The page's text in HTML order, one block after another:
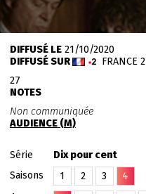
DIFFUSÉ LE21/10/2020
DIFFUSÉ SUR
FRANCE 2
27
NOTES
Non communiquée
AUDIENCE (M)
Série
Dix pour cent
Saisons
1 2 3
4